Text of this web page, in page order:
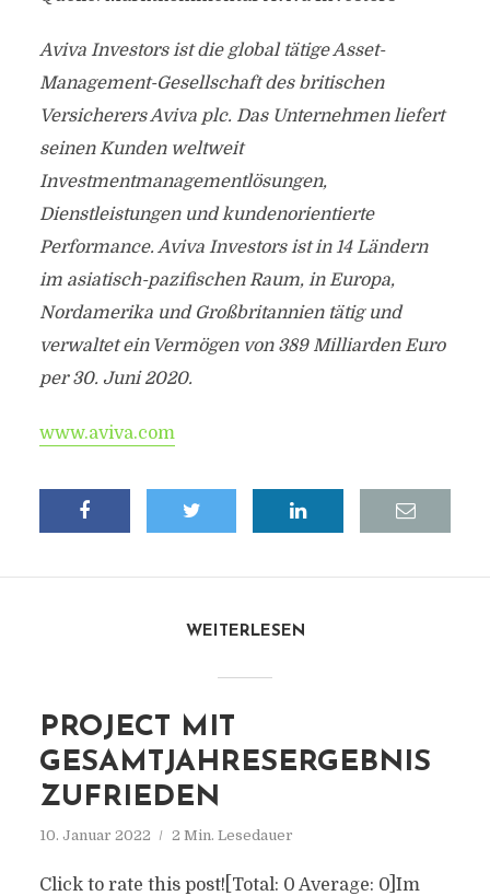
Aviva Investors ist die global tätige Asset-
Management-Gesellschaft des britischen
Versicherers Aviva plc. Das Unternehmen liefert
seinen Kunden weltweit
Investmentmanagementlösungen,
Dienstleistungen und kundenorientierte
Performance. Aviva Investors ist in 14 Ländern
im asiatisch-pazifischen Raum, in Europa,
Nordamerika und Großbritannien tätig und
verwaltet ein Vermögen von 389 Milliarden Euro
per 30. Juni 2020.
www.aviva.com
WEITERLESEN
PROJECT MIT
GESAMTJAHRESERGEBNIS
ZUFRIEDEN
10. Januar 2022 2 Min. Lesedauer
Click to rate this post![Total: 0 Average: 0]Im